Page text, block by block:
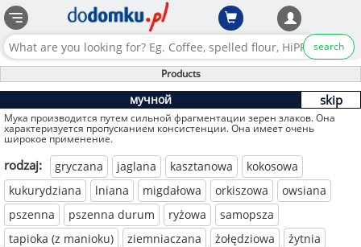
search
Products
skip
мучной
Мука производится путем сильной фрагментации зерен злаков. Она
характеризуется пропусканием консистенции. Она имеет очень
широкое применение.
rodzaj: gryczana jaglana kasztanowa
kokosowa
kukurydziana
lniana migdałowa orkiszowa
owsiana
pszenna
pszenna durum ryżowa
samopsza
tapioka (z manioku)
ziemniaczana żołędziowa żytnia